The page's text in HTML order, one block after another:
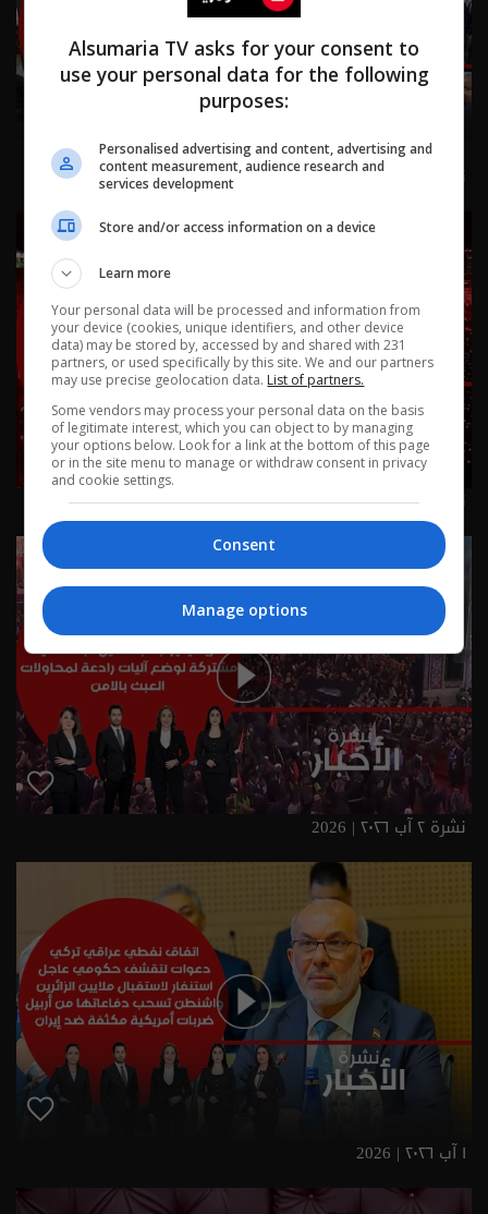
نشرة ٢ آب ٢٠٢٦ | 2026
١ آب ٢٠٢٦ | 2026
Alsumaria TV asks for your consent to
use your personal data for the following
purposes:
Personalised advertising and content, advertising and
content measurement, audience research and
services development
Store and/or access information on a device
Learn more
Your personal data will be processed and information from
your device (cookies, unique identifiers, and other device
data) may be stored by, accessed by and shared with 231
partners, or used specifically by this site. We and our partners
may use precise geolocation data. List of partners.
Some vendors may process your personal data on the basis
of legitimate interest, which you can object to by managing
your options below. Look for a link at the bottom of this page
or in the site menu to manage or withdraw consent in privacy
and cookie settings.
Consent
Manage options